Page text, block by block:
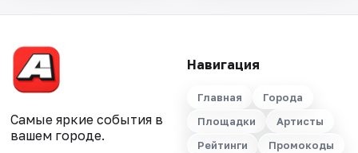
Самые яркие события в
вашем городе.
Навигация
Главная
Города
Площадки
Артисты
Рейтинги
Промокоды